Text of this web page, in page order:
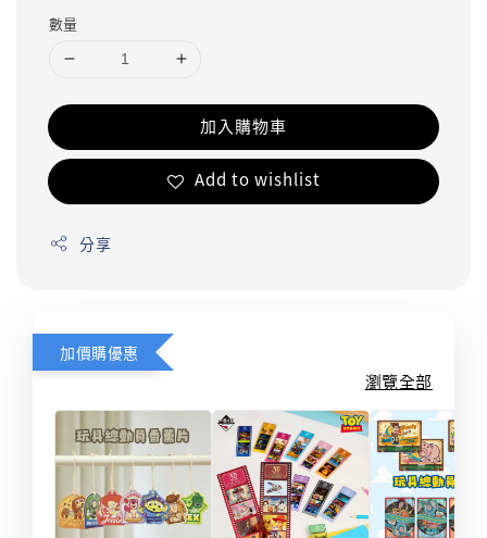
數量
加入購物車
Add to wishlist
分享
加價購優惠
瀏覽全部